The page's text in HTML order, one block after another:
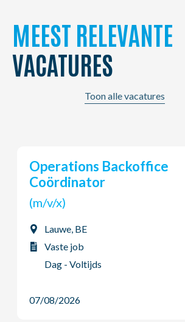
MEEST RELEVANTE
VACATURES
Toon alle vacatures
Young Potential Planner
(m/v/x)
Ardooie, BE
Vaste job
Dag - Voltijds